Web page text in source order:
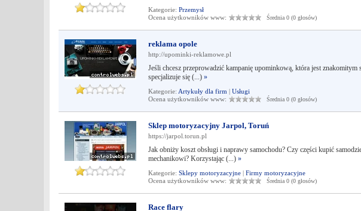
Kategorie: Przemysł
Ocena użytkowników www:
Średnia 0 (0 głosów)
reklama opole
http://upominki-reklamowe.pl
Jeśli chcesz przeprowadzić kampanię upominkową, która jest
specjalizuje się (...) »
Kategorie: Artykuły dla firm | Usługi
Ocena użytkowników www:
Średnia 0 (0 głosów)
Sklep motoryzacyjny Jarpol, Toruń
https://jarpol.torun.pl
Jak obniży koszt obsługi i naprawy samochodu? Czy części kupić
mechanikowi? Korzystając (...) »
Kategorie: Sklepy motoryzacyjne | Firmy motoryzacyjne
Ocena użytkowników www:
Średnia 0 (0 głosów)
Race flary